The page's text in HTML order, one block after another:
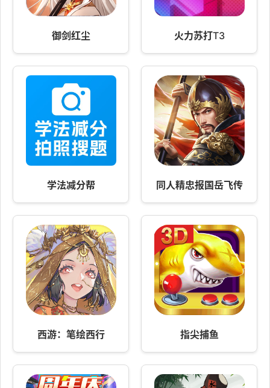
御剑红尘 火力苏打T3
学法减分帮 同人精忠报国岳飞传
西游：笔绘西行 指尖捕鱼